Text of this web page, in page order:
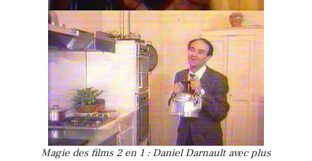
Magie des films 2 en 1 : Daniel Darnault avec plus